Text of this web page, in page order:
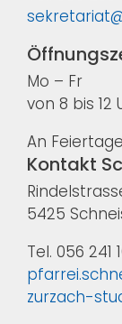
Mo – Fr
von 8 bis 12
An
Kontakt
5425
Tel. 056 241
zurzach-